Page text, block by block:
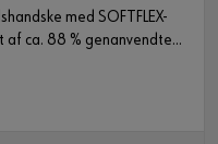
med SOFTFLEX-
ca. 88 % genanvendte